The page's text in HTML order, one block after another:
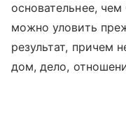
основательнее,
можно уловить
результат, причем
дом, дело,